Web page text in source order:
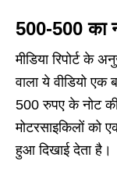
500-500 का
मीडिया रिपोर्ट के
वाला ये वीडियो एक
500 रुपए के नोट की
मोटरसाइकिलों को
हुआ दिखाई देता है।